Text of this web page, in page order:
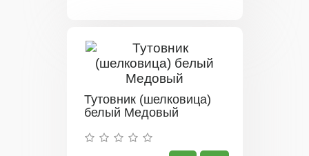
Тутовник (шелковица)
белый Медовый